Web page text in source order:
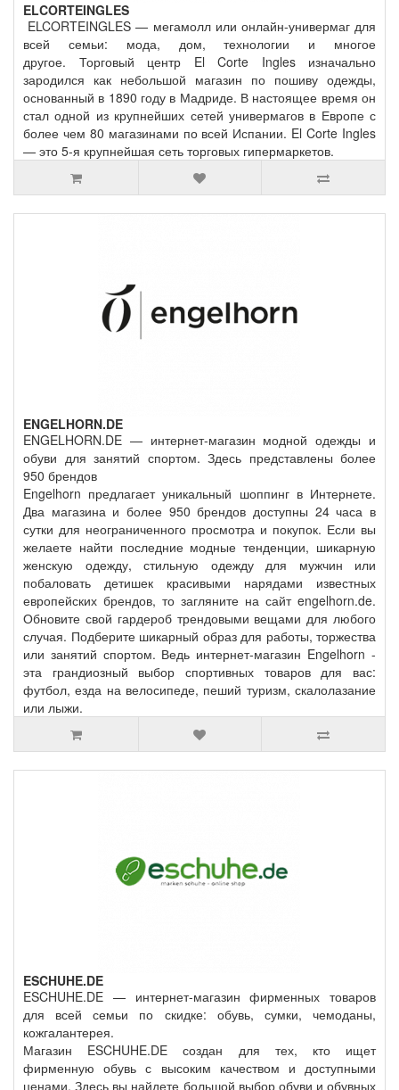
ELCORTEINGLES
ELCORTEINGLES — мегамолл или онлайн-универмаг для
всей семьи: мода, дом, технологии и многое
другое. Торговый центр El Corte Ingles изначально
зародился как небольшой магазин по пошиву одежды,
основанный в 1890 году в Мадриде. В настоящее время он
стал одной из крупнейших сетей универмагов в Европе с
более чем 80 магазинами по всей Испании. El Corte Ingles
— это 5-я крупнейшая сеть торговых гипермаркетов.
ENGELHORN.DE
ENGELHORN.DE — интернет-магазин модной одежды и
обуви для занятий спортом. Здесь представлены более
950 брендов
Engelhorn предлагает уникальный шоппинг в Интернете.
Два магазина и более 950 брендов доступны 24 часа в
сутки для неограниченного просмотра и покупок. Если вы
желаете найти последние модные тенденции, шикарную
женскую одежду, стильную одежду для мужчин или
побаловать детишек красивыми нарядами известных
европейских брендов, то загляните на сайт engelhorn.de.
Обновите свой гардероб трендовыми вещами для любого
случая. Подберите шикарный образ для работы, торжества
или занятий спортом. Ведь интернет-магазин Engelhorn -
эта грандиозный выбор спортивных товаров для вас:
футбол, езда на велосипеде, пеший туризм, скалолазание
или лыжи.
ESCHUHE.DE
ESCHUHE.DE — интернет-магазин фирменных товаров
для всей семьи по скидке: обувь, сумки, чемоданы,
кожгалантерея.
Магазин ESCHUHE.DE создан для тех, кто ищет
фирменную обувь с высоким качеством и доступными
ценами. Здесь вы найдете большой выбор обуви и обувных